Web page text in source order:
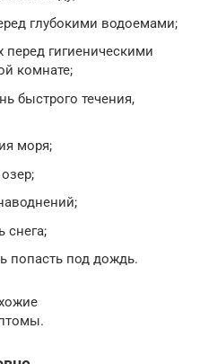
глубокими водоемами;
гигиеническими
комнате;
быстрого течения,
моря;
снега;
попасть под дождь.